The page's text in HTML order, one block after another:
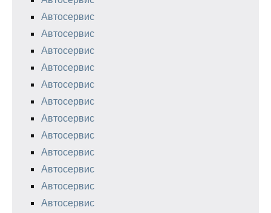
Автосервис
Автосервис
Автосервис
Автосервис
Автосервис
Автосервис
Автосервис
Автосервис
Автосервис
Автосервис
Автосервис
Автосервис